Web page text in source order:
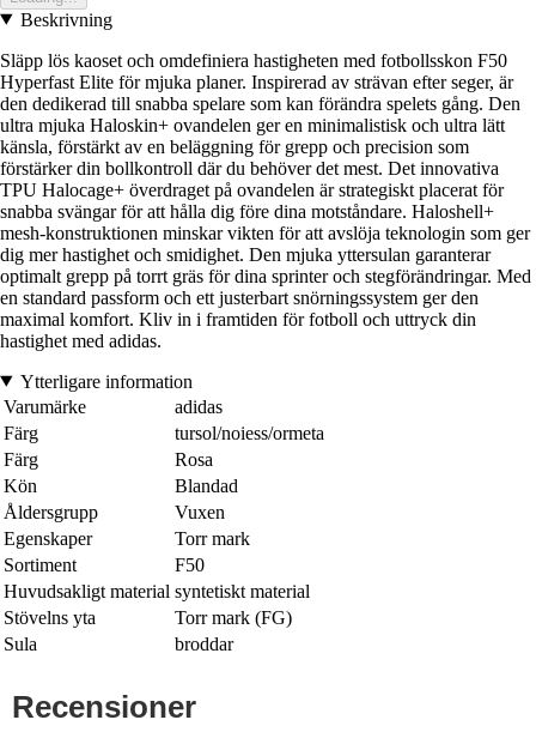
Beskrivning
Släpp lös kaoset och omdefiniera hastigheten med fotbollsskon F50
Hyperfast Elite för mjuka planer. Inspirerad av strävan efter seger, är
den dedikerad till snabba spelare som kan förändra spelets gång. Den
ultra mjuka Haloskin+ ovandelen ger en minimalistisk och ultra lätt
känsla, förstärkt av en beläggning för grepp och precision som
förstärker din bollkontroll där du behöver det mest. Det innovativa
TPU Halocage+ överdraget på ovandelen är strategiskt placerat för
snabba svängar för att hålla dig före dina motståndare. Haloshell+
mesh-konstruktionen minskar vikten för att avslöja teknologin som ger
dig mer hastighet och smidighet. Den mjuka yttersulan garanterar
optimalt grepp på torrt gräs för dina sprinter och stegförändringar. Med
en standard passform och ett justerbart snörningssystem ger den
maximal komfort. Kliv in i framtiden för fotboll och uttryck din
hastighet med adidas.
Ytterligare information
Varumärke
adidas
Färg
tursol/noiess/ormeta
Färg
Rosa
Kön
Blandad
Åldersgrupp
Vuxen
Egenskaper
Torr mark
Sortiment
F50
Huvudsakligt material syntetiskt material
Stövelns yta
Torr mark (FG)
Sula
broddar